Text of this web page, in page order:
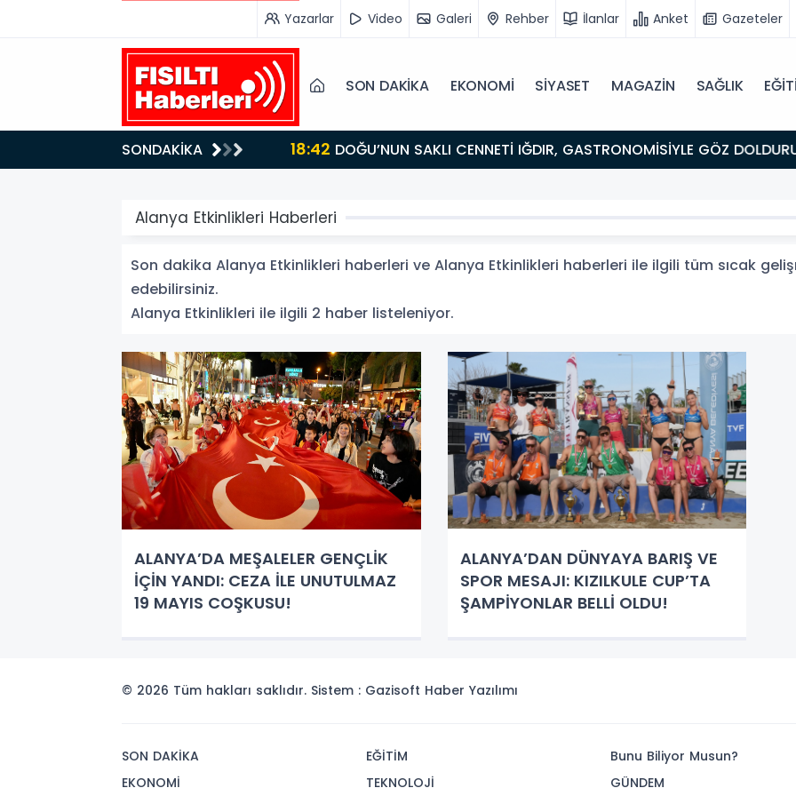
Yazarlar Video Galeri Rehber İlanlar Anket Gazeteler
SON DAKİKA EKONOMİ SİYASET MAGAZİN SAĞLIK
SONDAKİKA 18:42
KÜLTÜRÜNÜN BULUŞMA NOKTASI
Alanya Etkinlikleri Haberleri
Son dakika Alanya Etkinlikleri haberleri ve Alanya Etkinlikleri haberleri ile ilgili tüm sıcak
edebilirsiniz.
Alanya Etkinlikleri ile ilgili 2 haber listeleniyor.
ALANYA’DA MEŞALELER GENÇLİK
İÇİN YANDI: CEZA İLE UNUTULMAZ
19 MAYIS COŞKUSU!
ALANYA’DAN DÜNYAYA BARIŞ VE
SPOR MESAJI: KIZILKULE CUP’TA
ŞAMPİYONLAR BELLİ OLDU!
© 2026 Tüm hakları saklıdır. Sistem : Gazisoft Haber Yazılımı
SON DAKİKA
EKONOMİ
EĞİTİM
TEKNOLOJİ
Bunu Biliyor Musun?
GÜNDEM